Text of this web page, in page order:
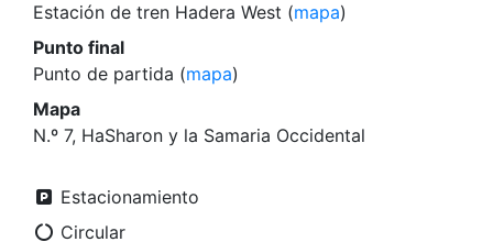
Estación de tren Hadera West (mapa)
Punto final
Punto de partida (mapa)
Mapa
N.º 7, HaSharon y la Samaria Occidental
Estacionamiento
Circular